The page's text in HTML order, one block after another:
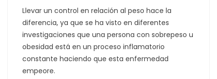
Llevar un control en relación al peso hace la
diferencia, ya que se ha visto en diferentes
investigaciones que una persona con sobrepeso u
obesidad está en un proceso inflamatorio
constante haciendo que esta enfermedad
empeore.